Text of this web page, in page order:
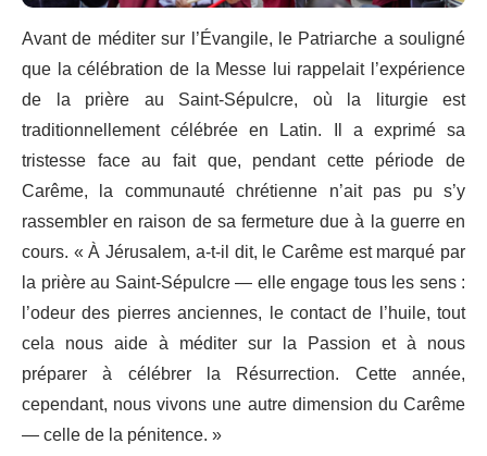
Avant de méditer sur l’Évangile, le Patriarche a souligné
que la célébration de la Messe lui rappelait l’expérience
de la prière au Saint-Sépulcre, où la liturgie est
traditionnellement célébrée en Latin. Il a exprimé sa
tristesse face au fait que, pendant cette période de
Carême, la communauté chrétienne n’ait pas pu s’y
rassembler en raison de sa fermeture due à la guerre en
cours. « À Jérusalem, a-t-il dit, le Carême est marqué par
la prière au Saint-Sépulcre — elle engage tous les sens :
l’odeur des pierres anciennes, le contact de l’huile, tout
cela nous aide à méditer sur la Passion et à nous
préparer à célébrer la Résurrection. Cette année,
cependant, nous vivons une autre dimension du Carême
— celle de la pénitence. »